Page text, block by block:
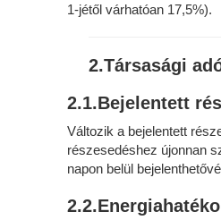
1-jétől várhatóan 17,5%).
2.Társasági
2.1.Bejelentett
Változik a bejelentett
részesedéshez újonnan
napon belül